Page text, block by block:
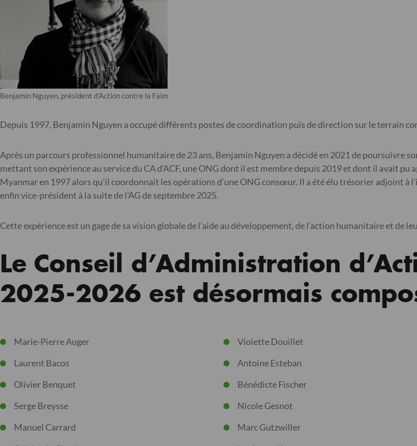
Benjamin Nguyen, président d’Action contre la Faim
Depuis 1997, Benjamin Nguyen a occupé différents postes de coordination puis de direction sur le terrain
Après un parcours professionnel humanitaire de 23 ans, Benjamin Nguyen a décidé en 2021 de poursuivre
mettant son expérience au service du CA d’ACF, une ONG dont il est membre depuis 2019 et dont il avait
Myanmar en 1997 alors qu’il coordonnait les opérations d’une ONG consœur. Il a été élu trésorier adjoint à
enfin vice-président à la suite de l’AG de septembre 2025.
Cette expérience est un gage de sa vision globale de l’aide au développement, de l’action humanitaire et de
Le Conseil d’Administration
2025-2026 est désormais
Marie-Pierre Auger
Laurent Bacos
Olivier Benquet
Serge Breysse
Manuel Carrard
Violette Douillet
Antoine Esteban
Bénédicte Fischer
Nicole Gesnot
Marc Gutzwiller